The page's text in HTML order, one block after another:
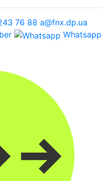
76 88 a@fnx.dp.ua
Whatsapp